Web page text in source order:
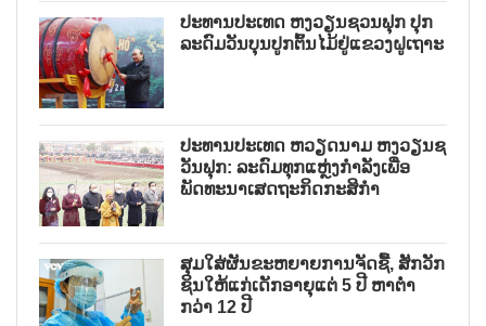
ປະທານປະເທດ ຫງວຽນຊວນຟຸກ ປຸກ
ລະດົມວັນບຸນປູກຕົ້ນໄມ້ຢູ່ແຂວງຝູເຖາະ
ປະທານປະເທດ ຫວຽດນາມ ຫງວຽນຊ
ວັນຟຸກ: ລະດົມທຸກແຫຼ່ງກຳລັງເພື່ອ
ພັດທະນາເສດຖະກິດກະສິກຳ
ສຸມໃສ່ຜັນຂະຫຍາຍການຈັດຊື້, ສັກວັກ
ຊິນໃຫ້ແກ່ເດັກອາຍຸແຕ່ 5 ປີ ຫາຕ່ຳ
ກວ່າ 12 ປີ